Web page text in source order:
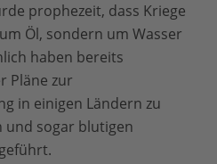
prophezeit, dass Kriege
Öl, sondern um Wasser
haben bereits
Pläne zur
in einigen Ländern zu
und sogar blutigen